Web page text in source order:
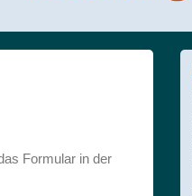
Formular in der